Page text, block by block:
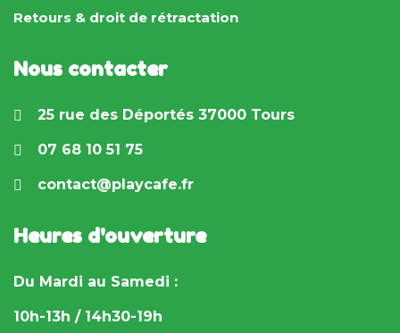
Retours & droit de rétractation
Nous contacter
25 rue des Déportés 37000 Tours
07 68 10 51 75
contact@playcafe.fr
Heures d'ouverture
Du Mardi au Samedi :
10h-13h / 14h30-19h